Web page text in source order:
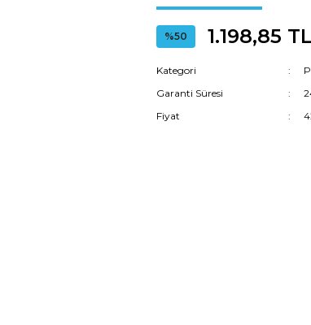
%50 1.198,85 TL
Kategori
Garanti Süresi
Fiyat